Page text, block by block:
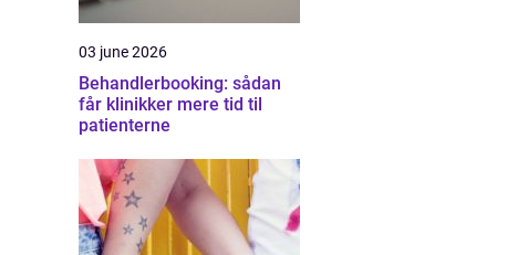
03 june 2026
Behandlerbooking: sådan
får klinikker mere tid til
patienterne